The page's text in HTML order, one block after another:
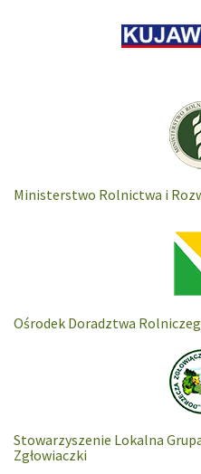
Ministerstwo Rolnictwa i
Ośrodek Doradztwa
Stowarzyszenie Lokalna
Zgłowiaczki